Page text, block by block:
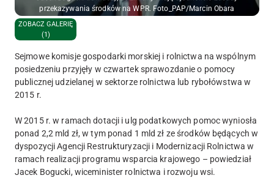
przekazywania środków na WPR. Foto_PAP/Marcin Obara
ZOBACZ GALERIĘ
(1)
Sejmowe komisje gospodarki morskiej i rolnictwa na wspólnym
posiedzeniu przyjęły w czwartek sprawozdanie o pomocy
publicznej udzielanej w sektorze rolnictwa lub rybołówstwa w
2015 r.
W 2015 r. w ramach dotacji i ulg podatkowych pomoc wyniosła
ponad 2,2 mld zł, w tym ponad 1 mld zł ze środków będących w
dyspozycji Agencji Restrukturyzacji i Modernizacji Rolnictwa w
ramach realizacji programu wsparcia krajowego – powiedział
Jacek Bogucki, wiceminister rolnictwa i rozwoju wsi.